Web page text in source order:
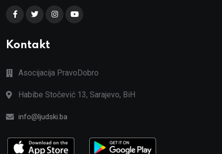
Kontakt
Asocijacija PravoDobro
Habibe Stočević 13, Sarajevo, BiH
info@ljudski.ba